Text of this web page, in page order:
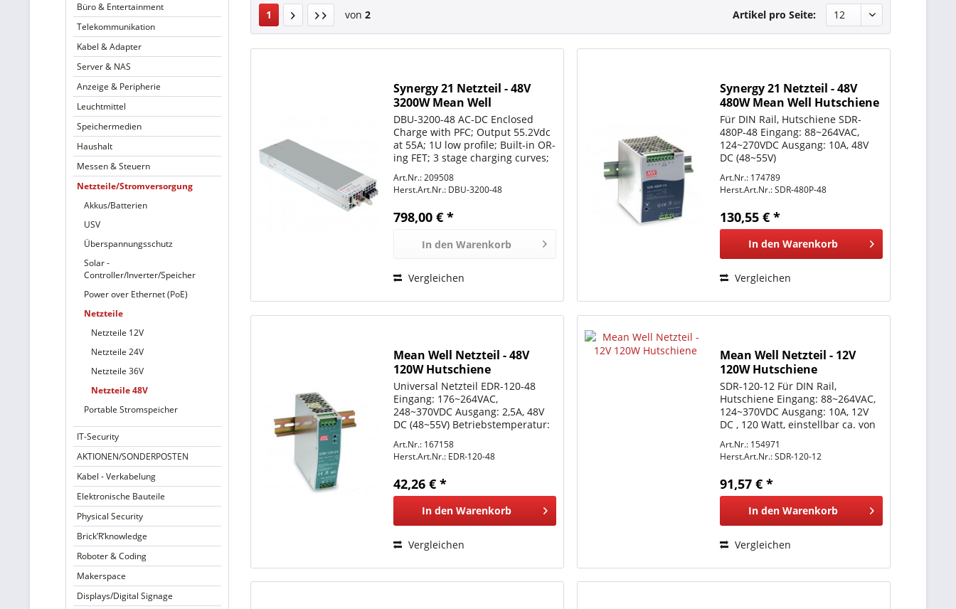
Büro & Entertainment
Telekommunikation
Kabel & Adapter
Server & NAS
Anzeige & Peripherie
Leuchtmittel
Speichermedien
Haushalt
Messen & Steuern
Netzteile/Stromversorgung
Akkus/Batterien
USV
Überspannungsschutz
Solar -
Controller/Inverter/Speicher
Power over Ethernet (PoE)
Netzteile
Netzteile 12V
Netzteile 24V
Netzteile 36V
Netzteile 48V
Portable Stromspeicher
IT-Security
AKTIONEN/SONDERPOSTEN
Kabel - Verkabelung
Elektronische Bauteile
Physical Security
Brick’R’knowledge
Roboter & Coding
Makerspace
Displays/Digital Signage
1 von 2 Artikel pro Seite:
Synergy 21 Netzteil - 48V
3200W Mean Well
DBU-3200-48 AC-DC Enclosed
Charge with PFC; Output 55.2Vdc
at 55A; 1U low profile; Built-in OR-
ing FET; 3 stage charging curves;
199VAC & 200-240VAC Ausgang:
+57.6V a 27,5A (Input 100-199VAC)
und +57.6V a 55A...
Art.Nr.: 209508
Herst.Art.Nr.: DBU-3200-48
798,00 € *
In den Warenkorb
Vergleichen
Synergy 21 Netzteil - 48V
480W Mean Well Hutschiene
parallel Funktion
Für DIN Rail, Hutschiene SDR-
480P-48 Eingang: 88~264VAC,
124~270VDC Ausgang: 10A, 48V
DC (48~55V)
+70°C LxBxH 85,5x125,2x128,5mm
Schutzkennzeichen: Siehe
meanwell.com weitere Details
bitte dem Datenblatt...
Art.Nr.: 174789
Herst.Art.Nr.:SDR-480P-48
130,55 € *
In den Warenkorb
Vergleichen
Mean Well Netzteil - 48V
120W Hutschiene
Universal Netzteil EDR-120-48
Eingang: 176~264VAC,
248~370VDC Ausgang: 2,5A, 48V
DC (48~55V) Betriebstemperatur:
40*125,2*123,5 mm Anschluss
über Schraubklemmen Der
und Anlagen darf...
Art.Nr.: 167158
Herst.Art.Nr.: EDR-120-48
42,26 € *
In den Warenkorb
Vergleichen
Mean Well Netzteil - 12V
120W Hutschiene
SDR-120-12 Für DIN Rail,
Hutschiene Eingang: 88~264VAC,
124~370VDC Ausgang: 10A, 12V
DC , 120 Watt, einstellbar ca. von
Umgebungstemperatur:
-25°C~+70°C, für ausreichende
x 113,5 mm...
Art.Nr.: 154971
Herst.Art.Nr.:SDR-120-12
91,57 € *
In den Warenkorb
Vergleichen